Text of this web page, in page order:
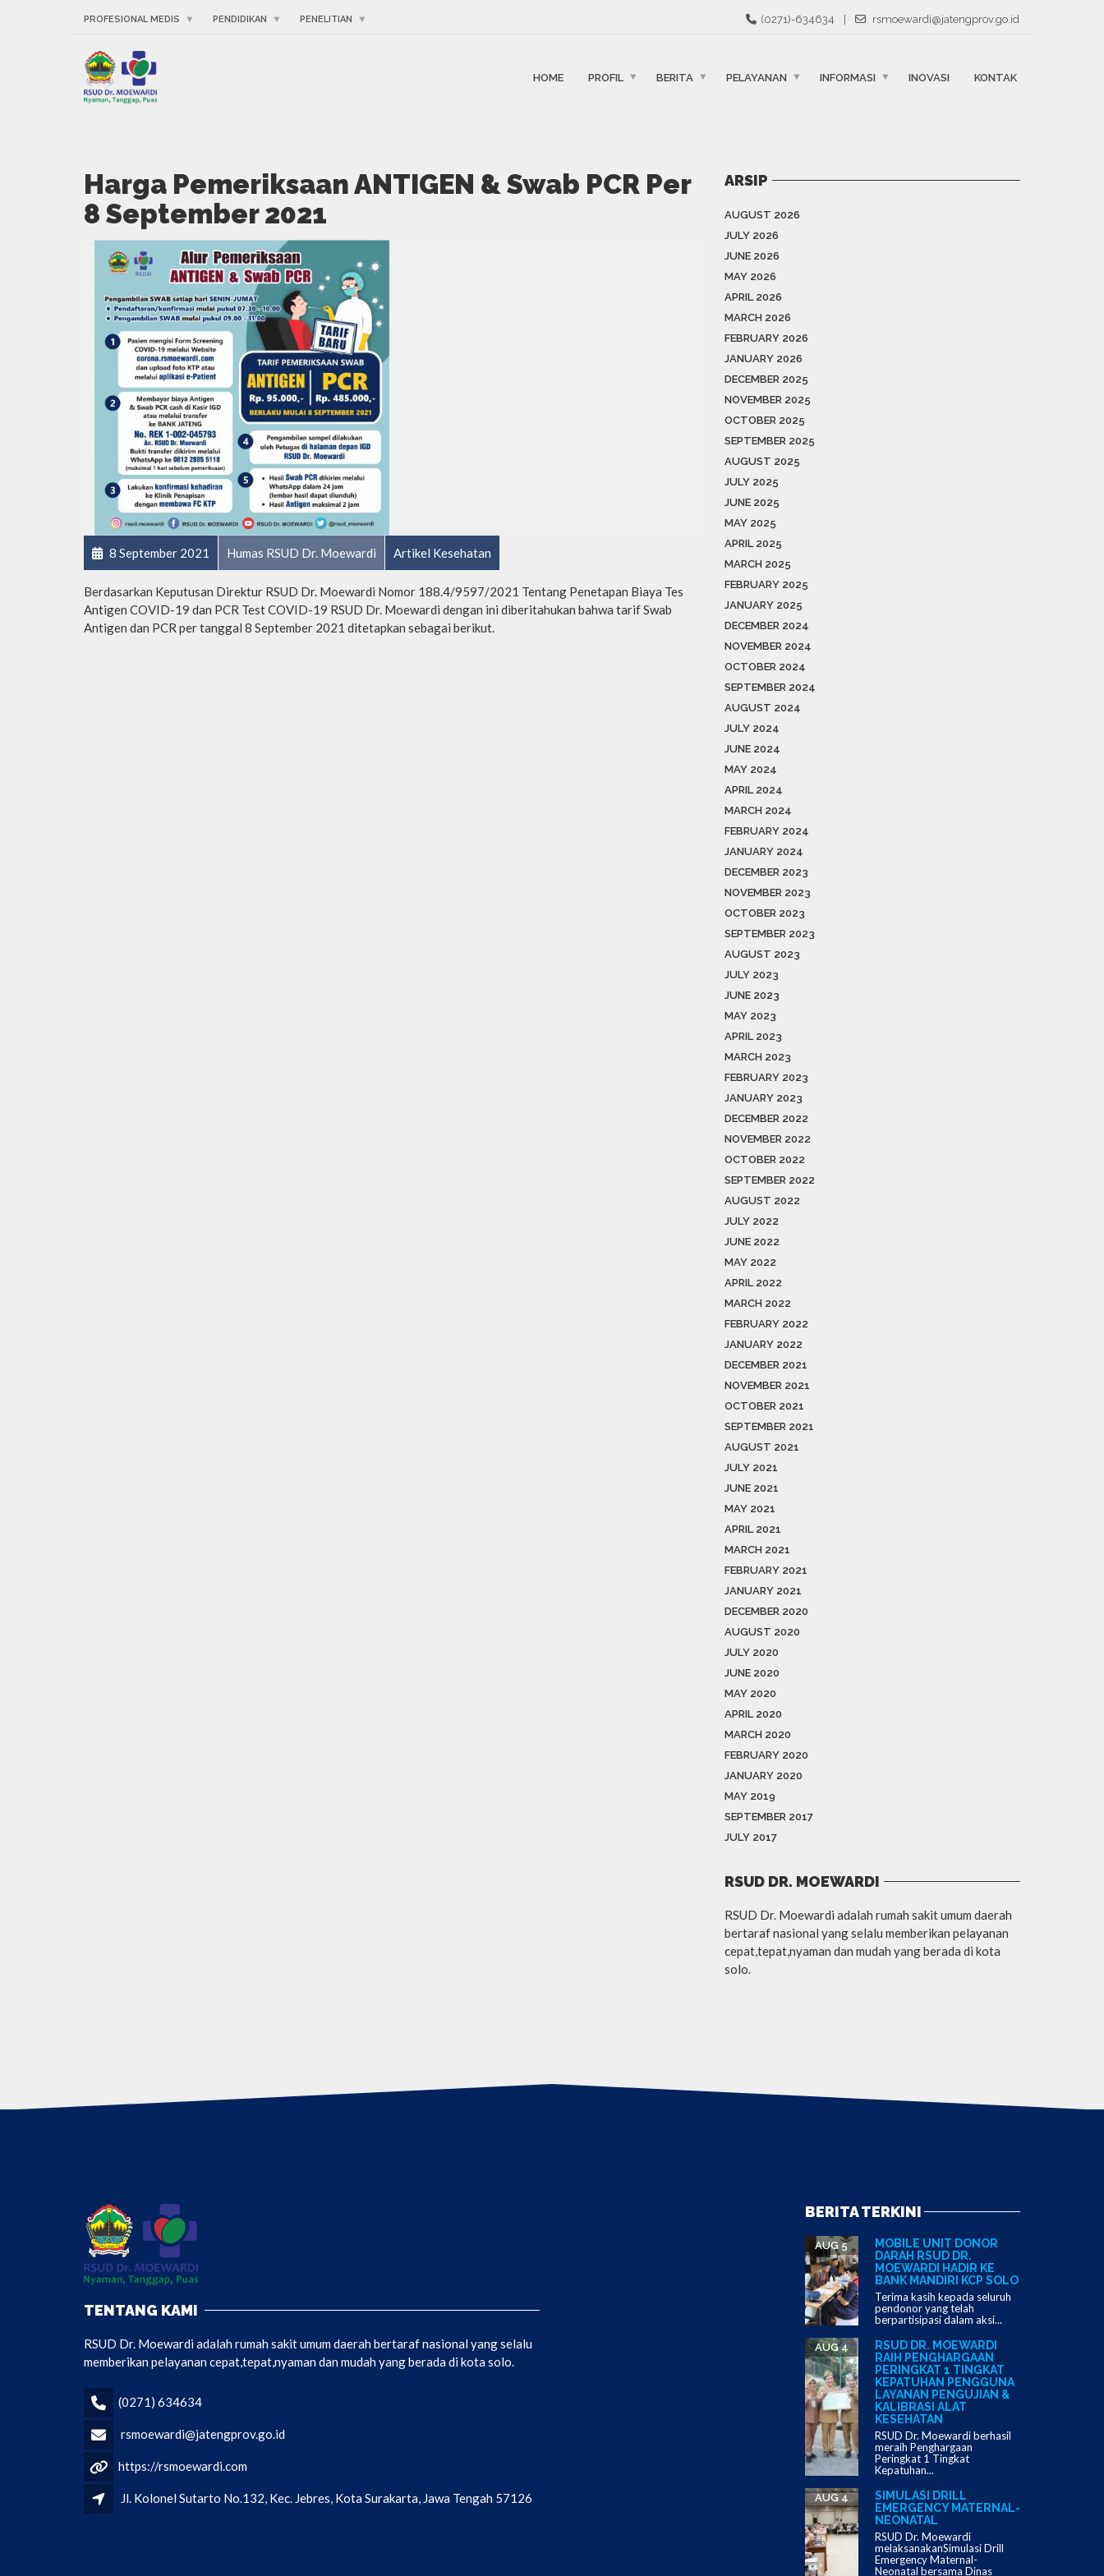
PROFESIONAL MEDIS PENDIDIKAN PENELITIAN (0271)-634634 rsmoewardi@jatengprov.go.id
HOME PROFIL BERITA PELAYANAN INFORMASI INOVASI KONTAK
Harga Pemeriksaan ANTIGEN & Swab PCR Per
8 September 2021
8 September 2021 Humas RSUD Dr. Moewardi Artikel Kesehatan
Berdasarkan Keputusan Direktur RSUD Dr. Moewardi Nomor 188.4/9597/2021 Tentang Penetapan Biaya Tes
Antigen COVID-19 dan PCR Test COVID-19 RSUD Dr. Moewardi dengan ini diberitahukan bahwa tarif Swab
Antigen dan PCR per tanggal 8 September 2021 ditetapkan sebagai berikut.
ARSIP
AUGUST 2026
JULY 2026
JUNE 2026
MAY 2026
APRIL 2026
MARCH 2026
FEBRUARY 2026
JANUARY 2026
DECEMBER 2025
NOVEMBER 2025
OCTOBER 2025
SEPTEMBER 2025
AUGUST 2025
JULY 2025
JUNE 2025
MAY 2025
APRIL 2025
MARCH 2025
FEBRUARY 2025
JANUARY 2025
DECEMBER 2024
NOVEMBER 2024
OCTOBER 2024
SEPTEMBER 2024
AUGUST 2024
JULY 2024
JUNE 2024
MAY 2024
APRIL 2024
MARCH 2024
FEBRUARY 2024
JANUARY 2024
DECEMBER 2023
NOVEMBER 2023
OCTOBER 2023
SEPTEMBER 2023
AUGUST 2023
JULY 2023
JUNE 2023
MAY 2023
APRIL 2023
MARCH 2023
FEBRUARY 2023
JANUARY 2023
DECEMBER 2022
NOVEMBER 2022
OCTOBER 2022
SEPTEMBER 2022
AUGUST 2022
JULY 2022
JUNE 2022
MAY 2022
APRIL 2022
MARCH 2022
FEBRUARY 2022
JANUARY 2022
DECEMBER 2021
NOVEMBER 2021
OCTOBER 2021
SEPTEMBER 2021
AUGUST 2021
JULY 2021
JUNE 2021
MAY 2021
APRIL 2021
MARCH 2021
FEBRUARY 2021
JANUARY 2021
DECEMBER 2020
AUGUST 2020
JULY 2020
JUNE 2020
MAY 2020
APRIL 2020
MARCH 2020
FEBRUARY 2020
JANUARY 2020
MAY 2019
SEPTEMBER 2017
JULY 2017
RSUD DR. MOEWARDI
RSUD Dr. Moewardi adalah rumah sakit umum daerah
bertaraf nasional yang selalu memberikan pelayanan
cepat,tepat,nyaman dan mudah yang berada di kota
solo.
TENTANG KAMI
RSUD Dr. Moewardi adalah rumah sakit umum daerah bertaraf nasional yang selalu
memberikan pelayanan cepat,tepat,nyaman dan mudah yang berada di kota solo.
(0271) 634634
rsmoewardi@jatengprov.go.id
https://rsmoewardi.com
Jl. Kolonel Sutarto No.132, Kec. Jebres, Kota Surakarta, Jawa Tengah 57126
BERITA TERKINI
MOBILE UNIT DONOR
DARAH RSUD DR.
MOEWARDI HADIR KE
BANK MANDIRI KCP SOLO
AUG 5
Terima kasih kepada seluruh
pendonor yang telah
berpartisipasi dalam aksi...
RSUD DR. MOEWARDI
RAIH PENGHARGAAN
PERINGKAT 1 TINGKAT
KEPATUHAN PENGGUNA
LAYANAN PENGUJIAN &
KALIBRASI ALAT
KESEHATAN
AUG 4
RSUD Dr. Moewardi berhasil
meraih Penghargaan
Peringkat 1 Tingkat
Kepatuhan...
SIMULASI DRILL
EMERGENCY MATERNAL-
NEONATAL
AUG 4
RSUD Dr. Moewardi
melaksanakanSimulasi Drill
Emergency Maternal-
Neonatal bersama Dinas